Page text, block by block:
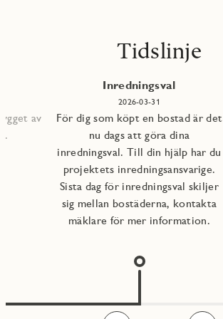
Tidslinje
av
Inredningsval
2026-03-31
För dig som köpt en bostad är det
nu dags att göra dina
inredningsval. Till din hjälp har du
projektets inredningsansvarige.
Sista dag för inredningsval skiljer
sig mellan bostäderna, kontakta
mäklare för mer information.